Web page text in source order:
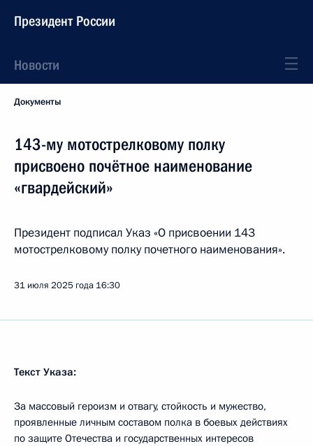
Президент России
Новости
Документы
143-му мотострелковому полку
присвоено почётное наименование
«гвардейский»
Президент подписал Указ «О присвоении 143
мотострелковому полку почетного наименования».
31 июля 2025 года 16:30
Текст Указа:
За массовый героизм и отвагу, стойкость и мужество,
проявленные личным составом полка в боевых действиях
по защите Отечества и государственных интересов